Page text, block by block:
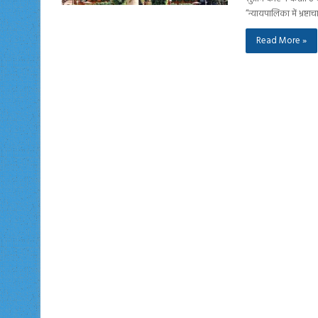
“न्यायपालिका में
Read More »